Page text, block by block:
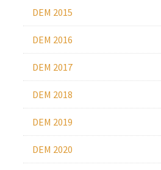
DEM 2015
DEM 2016
DEM 2017
DEM 2018
DEM 2019
DEM 2020